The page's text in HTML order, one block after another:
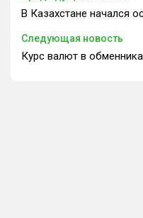
В Казахстане начался
Следующая новость
Курс валют в